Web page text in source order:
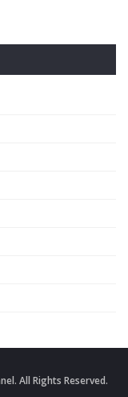
All Rights Reserved.